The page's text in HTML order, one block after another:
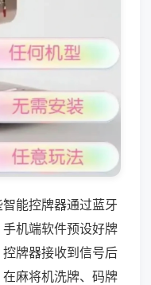
能控牌器通过蓝牙
机端软件预设好牌
牌器接收到信号后
麻将机洗牌、码牌